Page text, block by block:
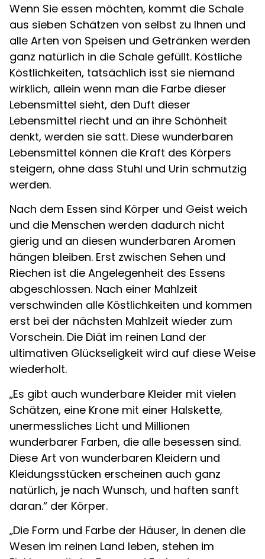
Wenn Sie essen möchten, kommt die Schale
aus sieben Schätzen von selbst zu Ihnen und
alle Arten von Speisen und Getränken werden
ganz natürlich in die Schale gefüllt. Köstliche
Köstlichkeiten, tatsächlich isst sie niemand
wirklich, allein wenn man die Farbe dieser
Lebensmittel sieht, den Duft dieser
Lebensmittel riecht und an ihre Schönheit
denkt, werden sie satt. Diese wunderbaren
Lebensmittel können die Kraft des Körpers
steigern, ohne dass Stuhl und Urin schmutzig
werden.
Nach dem Essen sind Körper und Geist weich
und die Menschen werden dadurch nicht
gierig und an diesen wunderbaren Aromen
hängen bleiben. Erst zwischen Sehen und
Riechen ist die Angelegenheit des Essens
abgeschlossen. Nach einer Mahlzeit
verschwinden alle Köstlichkeiten und kommen
erst bei der nächsten Mahlzeit wieder zum
Vorschein. Die Diät im reinen Land der
ultimativen Glückseligkeit wird auf diese Weise
wiederholt.
„Es gibt auch wunderbare Kleider mit vielen
Schätzen, eine Krone mit einer Halskette,
unermessliches Licht und Millionen
wunderbarer Farben, die alle besessen sind.
Diese Art von wunderbaren Kleidern und
Kleidungsstücken erscheinen auch ganz
natürlich, je nach Wunsch, und haften sanft
daran.“ der Körper.
„Die Form und Farbe der Häuser, in denen die
Wesen im reinen Land leben, stehen im